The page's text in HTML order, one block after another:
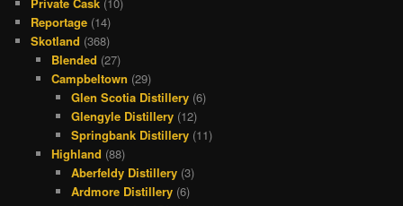
Reportage (14)
Skotland (368)
Blended (27)
Campbeltown (29)
Glen Scotia Distillery (6)
Glengyle Distillery (12)
Springbank Distillery (11)
Highland (88)
Aberfeldy Distillery (3)
Ardmore Distillery (6)